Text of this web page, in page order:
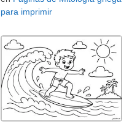
para imprimir